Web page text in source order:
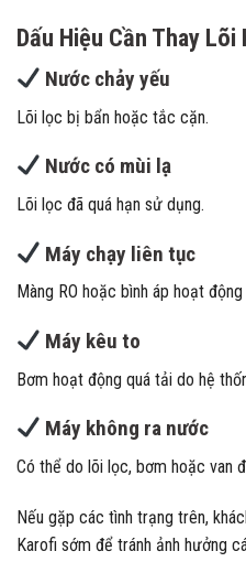
Dấu Hiệu Cần Thay Lõi
Nước chảy yếu
Lõi lọc bị bẩn hoặc tắc cặn.
Nước có mùi lạ
Lõi lọc đã quá hạn sử dụng.
Máy chạy liên tục
Màng RO hoặc bình áp hoạt
Máy kêu to
Bơm hoạt động quá tải do hệ
Máy không ra nước
Có thể do lõi lọc, bơm hoặc van
Nếu gặp các tình trạng trên,
Karofi sớm để tránh ảnh hưởng